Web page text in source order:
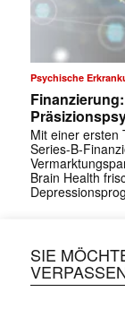
Psychische
Mit einer ersten
Series-B-
Brain Health
SIE